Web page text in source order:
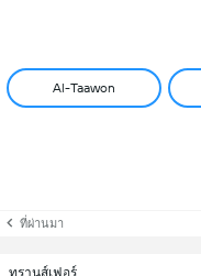
Al-Taawon
ที่ผ่านมา
ทรานส์เฟอร์